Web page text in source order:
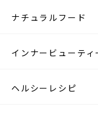
ナチュラルフード
インナービューティ
ヘルシーレシピ